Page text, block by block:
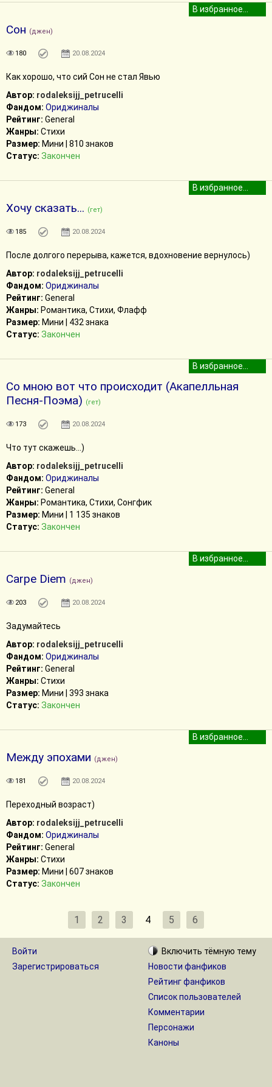
Сон (джен)
180 20.08.2024
Как хорошо, что сий Сон не стал Явью
Автор: rodaleksijj_petrucelli
Фандом: Ориджиналы
Рейтинг: General
Жанры: Стихи
Размер: Мини | 810 знаков
Статус: Закончен
Хочу сказать... (гет)
185 20.08.2024
После долгого перерыва, кажется, вдохновение вернулось)
Автор: rodaleksijj_petrucelli
Фандом: Ориджиналы
Рейтинг: General
Жанры: Романтика, Стихи, Флафф
Размер: Мини | 432 знака
Статус: Закончен
Со мною вот что происходит (Акапелльная
Песня-Поэма) (гет)
173 20.08.2024
Что тут скажешь...)
Автор: rodaleksijj_petrucelli
Фандом: Ориджиналы
Рейтинг: General
Жанры: Романтика, Стихи, Сонгфик
Размер: Мини | 1 135 знаков
Статус: Закончен
Carpe Diem (джен)
203 20.08.2024
Задумайтесь
Автор: rodaleksijj_petrucelli
Фандом: Ориджиналы
Рейтинг: General
Жанры: Стихи
Размер: Мини | 393 знака
Статус: Закончен
Между эпохами (джен)
181 20.08.2024
Переходный возраст)
Автор: rodaleksijj_petrucelli
Фандом: Ориджиналы
Рейтинг: General
Жанры: Стихи
Размер: Мини | 607 знаков
Статус: Закончен
1 2 3 4 5 6
Войти
Зарегистрироваться
Включить тёмную тему
Новости фанфиков
Рейтинг фанфиков
Список пользователей
Комментарии
Персонажи
Каноны